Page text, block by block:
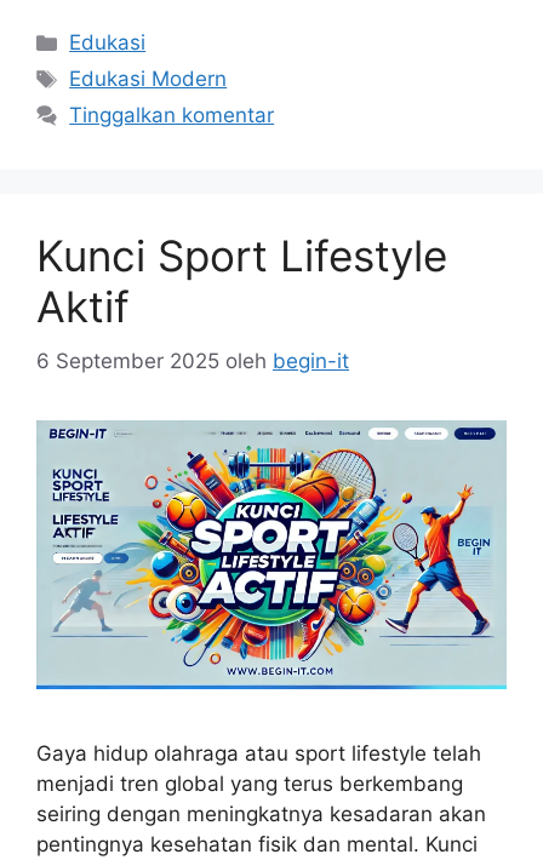
Kategori
Edukasi
Tag
Edukasi Modern
Tinggalkan komentar
Kunci Sport Lifestyle
Aktif
6 September 2025 oleh begin-it
Gaya hidup olahraga atau sport lifestyle telah
menjadi tren global yang terus berkembang
seiring dengan meningkatnya kesadaran akan
pentingnya kesehatan fisik dan mental. Kunci